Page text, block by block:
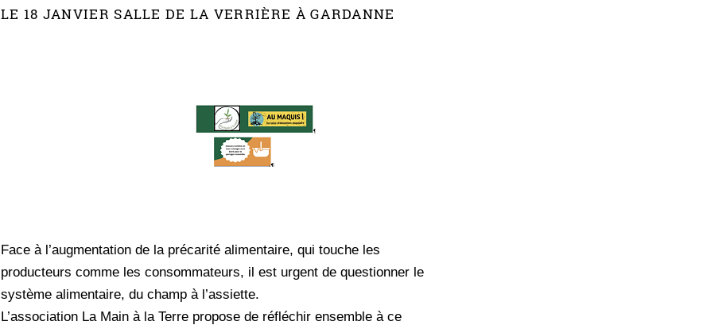
LE 18 JANVIER SALLE DE LA VERRIÈRE À GARDANNE
Face à l’augmentation de la précarité alimentaire, qui touche les
producteurs comme les consommateurs, il est urgent de questionner le
système alimentaire, du champ à l’assiette.
L’association La Main à la Terre propose de réfléchir ensemble à ce